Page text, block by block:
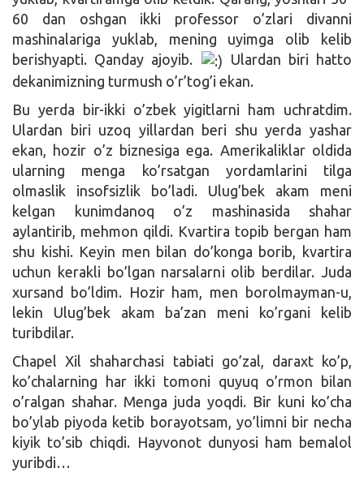
60 dan oshgan ikki professor o’zlari divanni
mashinalariga yuklab, mening uyimga olib kelib
berishyapti. Qanday ajoyib.
Ulardan biri hatto
dekanimizning turmush o’r’tog’i ekan.
Bu yerda bir-ikki o’zbek yigitlarni ham uchratdim.
Ulardan biri uzoq yillardan beri shu yerda yashar
ekan, hozir o’z biznesiga ega. Amerikaliklar oldida
ularning menga ko’rsatgan yordamlarini tilga
olmaslik insofsizlik bo’ladi. Ulug’bek akam meni
kelgan kunimdanoq o’z mashinasida shahar
aylantirib, mehmon qildi. Kvartira topib bergan ham
shu kishi. Keyin men bilan do’konga borib, kvartira
uchun kerakli bo’lgan narsalarni olib berdilar. Juda
xursand bo’ldim. Hozir ham, men borolmayman-u,
lekin Ulug’bek akam ba’zan meni ko’rgani kelib
turibdilar.
Chapel Xil shaharchasi tabiati go’zal, daraxt ko’p,
ko’chalarning har ikki tomoni quyuq o’rmon bilan
o’ralgan shahar. Menga juda yoqdi. Bir kuni ko’cha
bo’ylab piyoda ketib borayotsam, yo’limni bir necha
kiyik to’sib chiqdi. Hayvonot dunyosi ham bemalol
yuribdi…